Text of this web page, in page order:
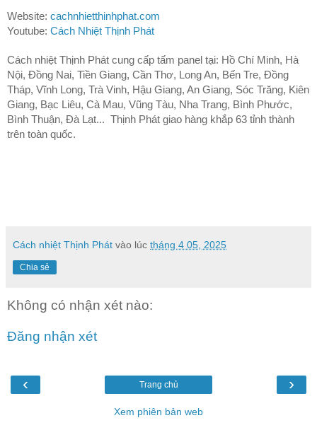
Website: cachnhietthinhphat.com
Youtube: Cách Nhiệt Thịnh Phát
Cách nhiệt Thịnh Phát cung cấp tấm panel tại: Hồ Chí Minh, Hà
Nội, Đồng Nai, Tiền Giang, Cần Thơ, Long An, Bến Tre, Đồng
Tháp, Vĩnh Long, Trà Vinh, Hậu Giang, An Giang, Sóc Trăng, Kiên
Giang, Bạc Liêu, Cà Mau, Vũng Tàu, Nha Trang, Bình Phước,
Bình Thuận, Đà Lạt... Thịnh Phát giao hàng khắp 63 tỉnh thành
trên toàn quốc.
Cách nhiệt Thịnh Phát vào lúc tháng 4 05, 2025
Chia sẻ
Không có nhận xét nào:
Đăng nhận xét
‹ ›
Trang chủ
Xem phiên bản web